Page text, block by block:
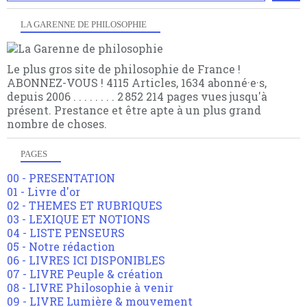
LA GARENNE DE PHILOSOPHIE
Le plus gros site de philosophie de France !
ABONNEZ-VOUS ! 4115 Articles, 1634 abonné·e·s,
depuis 2006 . . . . . . . . 2 852 214 pages vues jusqu'à
présent. Prestance et être apte à un plus grand
nombre de choses.
PAGES
00 - PRESENTATION
01 - Livre d'or
02 - THEMES ET RUBRIQUES
03 - LEXIQUE ET NOTIONS
04 - LISTE PENSEURS
05 - Notre rédaction
06 - LIVRES ICI DISPONIBLES
07 - LIVRE Peuple & création
08 - LIVRE Philosophie à venir
09 - LIVRE Lumière & mouvement